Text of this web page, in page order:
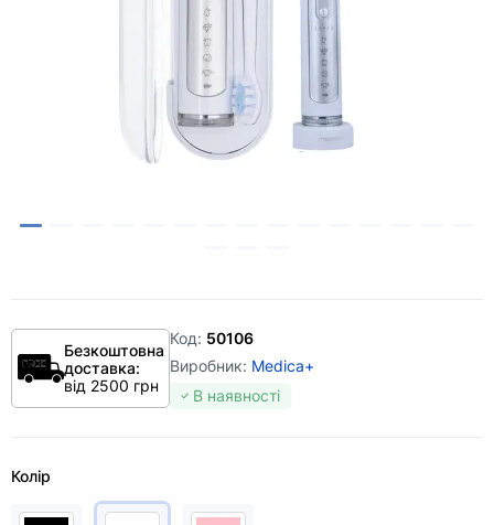
Безкоштовна
доставка:
від 2500 грн
Код: 50106
Виробник: Medica+
В наявності
Колір